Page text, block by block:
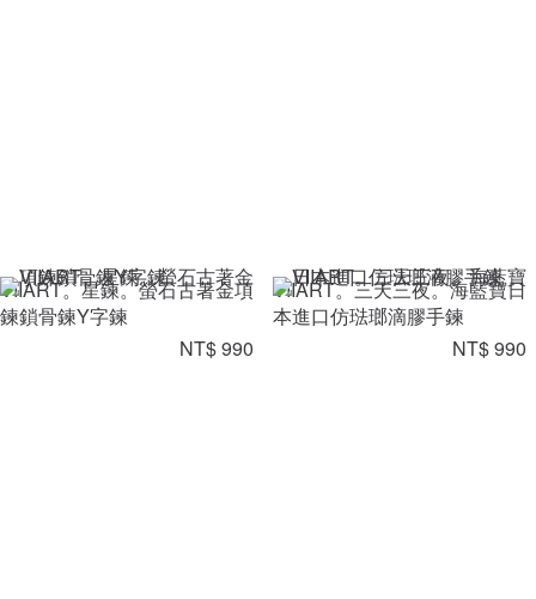
VIIART。星鍊。螢石古著金項
鍊鎖骨鍊Y字鍊
NT$ 990
VIIART。三天三夜。海藍寶日
本進口仿琺瑯滴膠手鍊
NT$ 990